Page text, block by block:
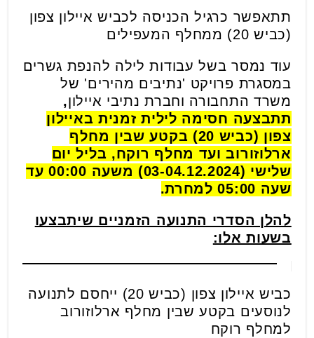
תתאפשר כרגיל הכניסה לכביש איילון צפון
(כביש 20) ממחלף המעפילים
עוד נמסר בשל עבודות לילה להנפת גשרים
במסגרת פרויקט 'נתיבים מהירים' של
משרד התחבורה וחברת נתיבי איילון,
תתבצעה חסימה לילית זמנית באיילון
צפון (כביש 20) בקטע שבין מחלף
ארלוזורוב ועד מחלף רוקח, בליל יום
שלישי (03-04.12.2024) משעה 00:00 עד
שעה 05:00 למחרת.
להלן הסדרי התנועה הזמניים שיתבצעו
בשעות אלו:
כביש איילון צפון (כביש 20) ייחסם לתנועה
לנוסעים בקטע שבין מחלף ארלוזורוב
למחלף רוקח